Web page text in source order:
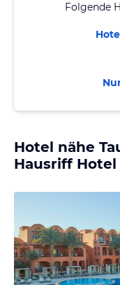
Folgende
Hotel nähe
Hausriff Hotel